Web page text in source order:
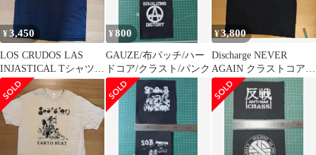
¥3,450
LOS CRUDOS LAS
INJASTICAL Tシャツ
90sハードコア
¥800
GAUZE/布パッチ/ハー
ドコア/クラスト/パンク
¥3,800
Discharge NEVER
AGAIN クラストコア
80sハードコア